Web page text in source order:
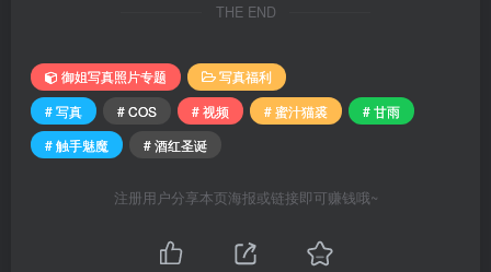
THE END
御姐写真照片专题
写真福利
# 写真
# COS # 视频 # 蜜汁猫裘
# 甘雨
# 触手魅魔
# 酒红圣诞
注册用户分享本页海报或链接即可赚钱哦~